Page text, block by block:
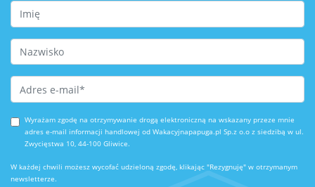
First Name
Last Name
Email Address *
Wyrażam zgodę na otrzymywanie drogą elektroniczną na wskazany przeze mnie
adres e-mail informacji handlowej od Wakacyjnapapuga.pl Sp.z o.o z siedzibą w ul.
Zwycięstwa 10, 44-100 Gliwice.
W każdej chwili możesz wycofać udzieloną zgodę, klikając "Rezygnuję" w otrzymanym
newsletterze.